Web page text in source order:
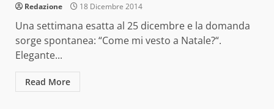
Redazione 18 Dicembre 2014
Una settimana esatta al 25 dicembre e la domanda
sorge spontanea: “Come mi vesto a Natale?“.
Elegante...
Read More